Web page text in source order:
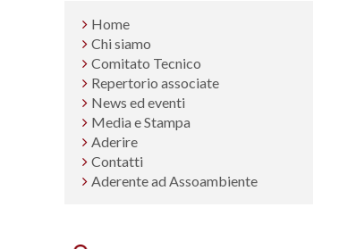
Home
Chi siamo
Comitato Tecnico
Repertorio associate
News ed eventi
Media e Stampa
Aderire
Contatti
Aderente ad Assoambiente